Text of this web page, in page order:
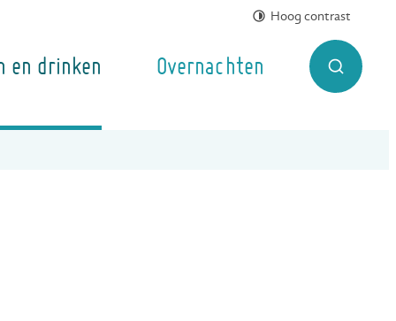
Hoog contrast
en drinken Overnachten Zoek tonen